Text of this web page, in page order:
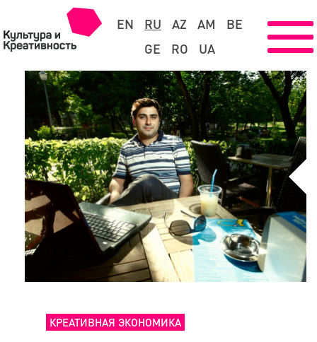
EN RU AZ AM
BE
GE
RO UA
КРЕАТИВНАЯ ЭКОНОМИКА